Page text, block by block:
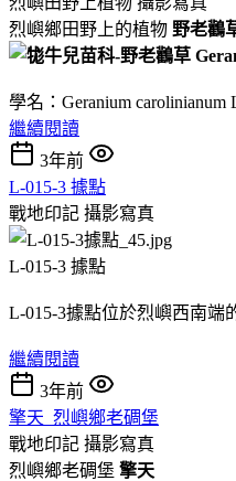
烈嶼鄉田野上的植物 野老鸛
學名：Geranium carolinianum
繼續閱讀
3年前
L-015-3 據點
戰地印記 攝影寫真
L-015-3 據點
L-015-3據點位於烈嶼西南端
繼續閱讀
3年前
擎天_烈嶼鄉老碉堡
戰地印記 攝影寫真
烈嶼鄉老碉堡 擎天